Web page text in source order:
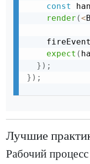
const
render (<
    fireEvent
expect (
} ) ;
} ) ;
Лучшие
Рабочий